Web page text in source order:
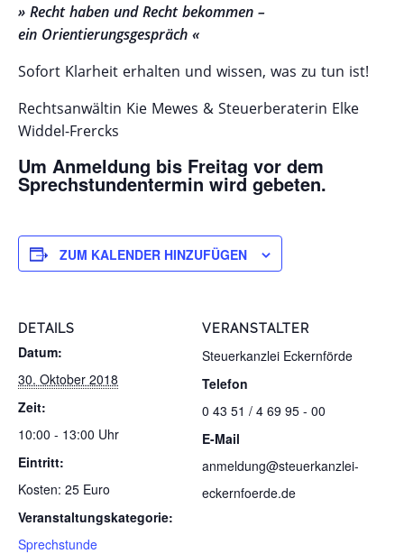
» Recht haben und Recht bekommen –
ein Orientierungsgespräch «
Sofort Klarheit erhalten und wissen, was zu tun ist!
Rechtsanwältin Kie Mewes & Steuerberaterin Elke
Widdel-Frercks
Um Anmeldung bis Freitag vor dem
Sprechstundentermin wird gebeten.
ZUM KALENDER HINZUFÜGEN
DETAILS
Datum:
30. Oktober 2018
Zeit:
10:00 - 13:00 Uhr
Eintritt:
Kosten: 25 Euro
Veranstaltungskategorie:
Sprechstunde
VERANSTALTER
Steuerkanzlei Eckernförde
Telefon
0 43 51 / 4 69 95 - 00
E-Mail
anmeldung@steuerkanzlei-
eckernfoerde.de